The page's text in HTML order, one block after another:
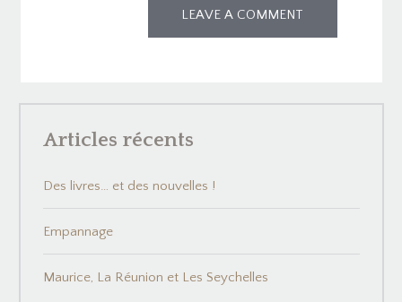
Articles récents
Des livres… et des nouvelles !
Empannage
Maurice, La Réunion et Les Seychelles